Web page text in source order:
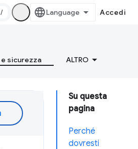
/ Accedi
sicurezza ALTRO
Su questa
pagina
Perché
dovresti